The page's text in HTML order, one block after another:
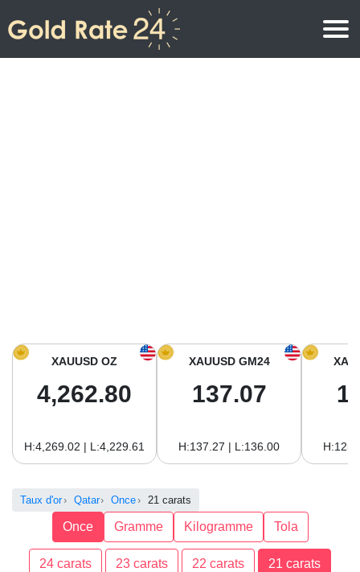
Prix de l’or aujourd’hui en Amérique du Sud
XAUUSD OZ
4,262.80
H:4,269.02 | L:4,229.61
XAUUSD GM24
137.07
H:137.27 | L:136.00
Taux d'or Qatar Once 21 carats
Once Gramme Kilogramme Tola
24 carats 23 carats 22 carats 21 carats